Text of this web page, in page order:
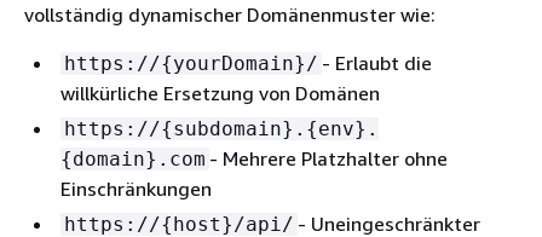
vollständig dynamischer Domänenmuster wie:
https://{yourDomain}/ - Erlaubt die
willkürliche Ersetzung von Domänen
https://{subdomain}. {env}.
{domain}.com - Mehrere Platzhalter ohne
Einschränkungen
https://{host}/api/ - Uneingeschränkter